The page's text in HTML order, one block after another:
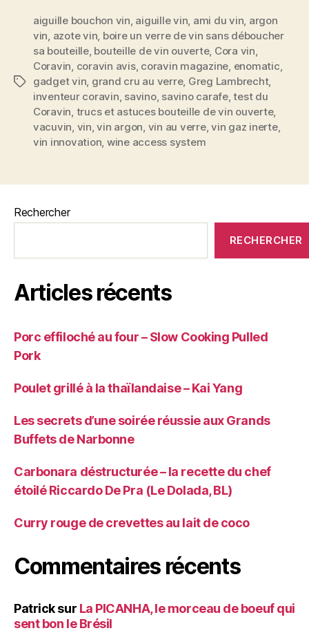
verre
vin
sans
déboucher
sa
bouteille
le
gadget
qui
permet
de
boire
un
vin
déboucher
Étiquettes
aiguille bouchon vin, aiguille vin, ami du vin, argon
vin, azote vin, boire un verre de vin sans déboucher
sa bouteille, bouteille de vin ouverte, Cora vin,
Coravin, coravin avis, coravin magazine, enomatic,
gadget vin, grand cru au verre, Greg Lambrecht,
inventeur coravin, savino, savino carafe,test du
Coravin, trucs et astuces bouteille de vin ouverte,
vacuvin, vin,vin argon, vin au verre,vin gaz inerte,
vin innovation, wine access system
Rechercher
RECHERCHER
Articles récents
Porc effiloché au four – Slow Cooking Pulled
Pork
Poulet grillé à la thaïlandaise – Kai Yang
Les secrets d’une soirée réussie aux Grands
Buffets de Narbonne
Carbonara déstructurée – la recette du chef
étoilé Riccardo De Pra (Le Dolada, BL)
Curry rouge de crevettes au lait de coco
Commentaires récents
Patricksur La PICANHA, le morceau de boeuf qui
sent bon le Brésil